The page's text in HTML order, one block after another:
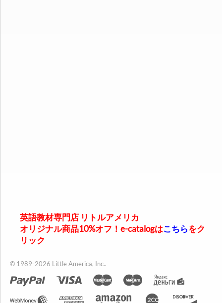
英語教材専門店 リトルアメリカ
オリジナル商品10%オフ！e-catalogはこちらをク
リック
© 1989-2026 Little America, Inc..